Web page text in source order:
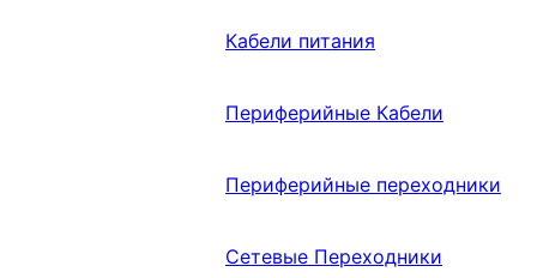
Кабели питания
Периферийные Кабели
Периферийные переходники
Сетевые Переходники